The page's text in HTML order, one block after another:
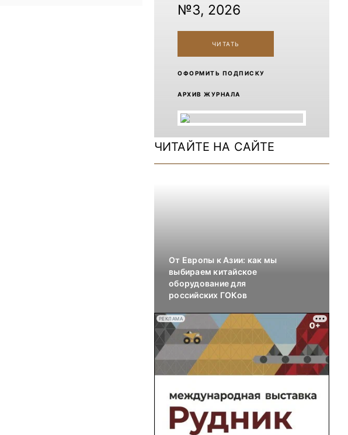
№3, 2026
ЧИТАТЬ
ОФОРМИТЬ ПОДПИСКУ
АРХИВ ЖУРНАЛА
ЧИТАЙТЕ НА САЙТЕ
От Европы к Азии: как мы
выбираем китайское
оборудование для
российских ГОКов
РЕКЛАМА